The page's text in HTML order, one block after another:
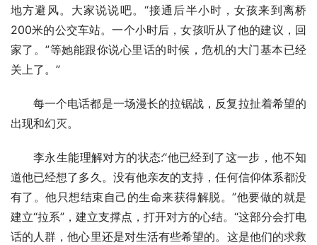
地方避风。大家说说吧。“接通后半小时，女孩来到离桥
200米的公交车站。一个小时后，女孩听从了他的建议，回
家了。”等她能跟你说心里话的时候，危机的大门基本已经
关上了。”
每一个电话都是一场漫长的拉锯战，反复拉扯着希望的
出现和幻灭。
李永生能理解对方的状态:“他已经到了这一步，他不知
道他已经想了多久。没有他亲友的支持，任何信仰体系都没
有了。他只想结束自己的生命来获得解脱。”他要做的就是
建立“拉系”，建立支撑点，打开对方的心结。“这部分会打电
话的人群，他心里还是对生活有些希望的。这是他们的求救